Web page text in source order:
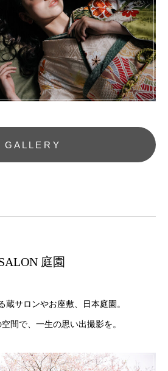
G A L L E R Y
庭園
蔵サロンやお座敷、日本庭園。
間で、一生の思い出撮影を。